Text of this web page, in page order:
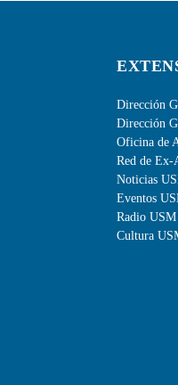
Dirección
Dirección
Oficina de
Red de Ex-
Noticias
Eventos
Radio USM
Cultura